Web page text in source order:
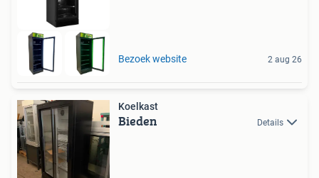
Bezoek website 2 aug 26
Koelkast
Bieden Details